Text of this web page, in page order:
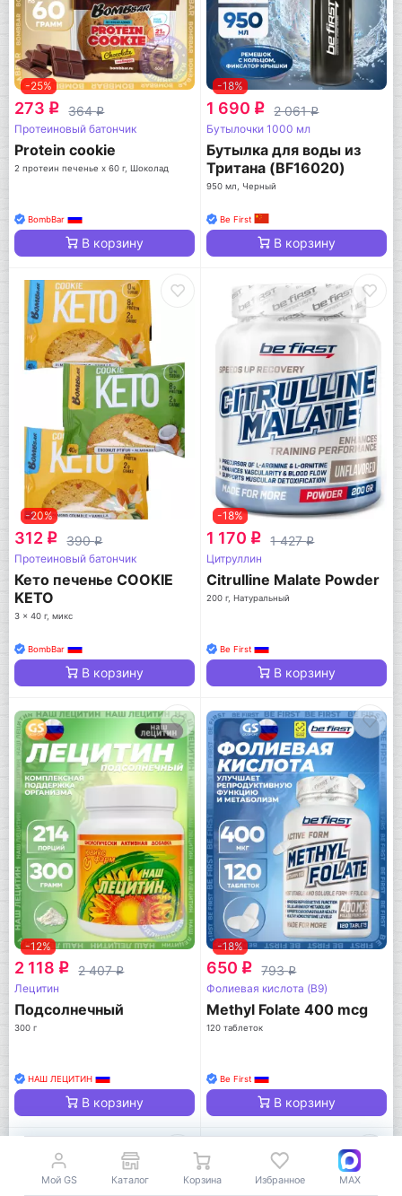
-25%
273 q 364q
Протеиновый батончик
Protein cookie
2 протеин печенье x 60 г, Шоколад
BombBar
В корзину
-18%
1 690 q 2 061q
Бутылочки 1000 мл
Бутылка для воды из
Тритана (BF16020)
950 мл, Черный
Be First
В корзину
-20%
312 q 390q
Протеиновый батончик
Кето печенье COOKIE
KETO
3 x 40 г, микс
BombBar
В корзину
-18%
1 170 q 1 427q
Цитруллин
Citrulline Malate Powder
200 г, Натуральный
Be First
В корзину
-12%
2 118 q 2 407q
Лецитин
Подсолнечный
300 г
НАШ ЛЕЦИТИН
В корзину
-18%
650 q 793q
Фолиевая кислота (B9)
Methyl Folate 400 mcg
120 таблеток
Be First
В корзину
Мой GS Каталог Корзина Избранное MAX